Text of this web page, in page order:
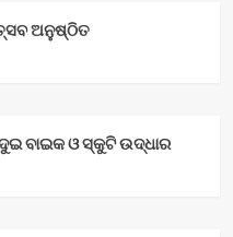
ଅନୁଷ୍ଠିତ
ବାଇକ ଓ ସ୍କୁଟି ଉଦ୍ଧାର